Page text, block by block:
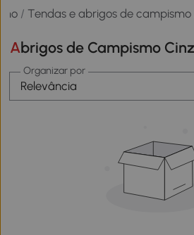
/ Tendas e abrigos de campismo
Abrigos de Campismo
Organizar por
Relevância